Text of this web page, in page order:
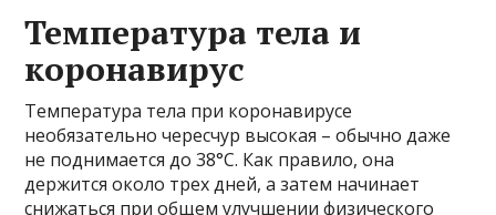
Температура тела и
коронавирус
Температура тела при коронавирусе
необязательно чересчур высокая – обычно даже
не поднимается до 38°C. Как правило, она
держится около трех дней, а затем начинает
снижаться при общем улучшении физического